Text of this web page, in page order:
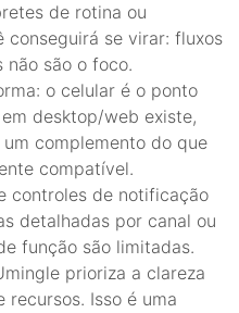
de rotina ou
conseguirá se virar: fluxos
são o foco.
o celular é o ponto
desktop/web existe,
complemento do que
compatível.
controles de notificação
detalhadas por canal ou
função são limitadas.
prioriza a clareza
recursos. Isso é uma